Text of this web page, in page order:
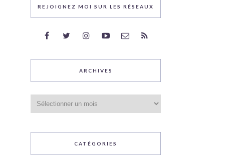
REJOIGNEZ MOI SUR LES RÉSEAUX
ARCHIVES
CATÉGORIES